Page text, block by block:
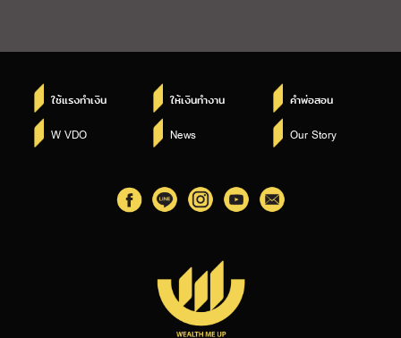
ใช้แรงทำเงิน ให้เงินทำงาน คำพ่อสอน
W VDO News Our Story